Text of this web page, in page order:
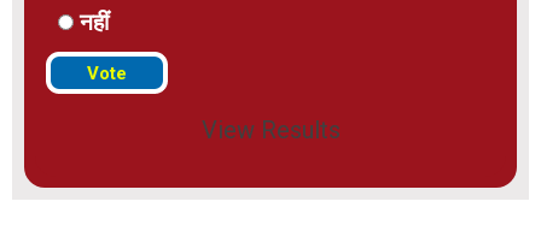
नहीं
View Results